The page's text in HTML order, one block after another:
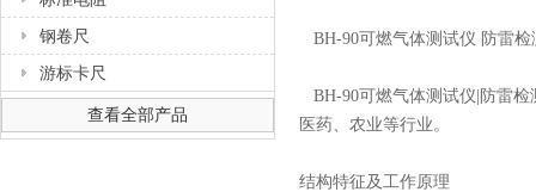
钢卷尺
游标卡尺
查看全部产品
BH-90可燃气体测试仪 防雷检
BH-90可燃气体测试仪|防雷检
医药、农业等行业。
结构特征及工作原理